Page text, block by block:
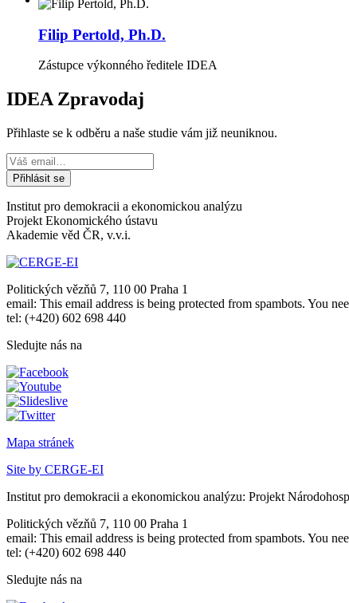
Filip Pertold, Ph.D.
Zástupce výkonného ředitele IDEA
IDEA Zpravodaj
Přihlaste se k odběru a naše studie vám již neuniknou.
Institut pro demokracii a ekonomickou analýzu
Projekt Ekonomického ústavu
Akademie věd ČR, v.v.i.
Politických vězňů 7, 110 00 Praha 1
email: This email address is being protected from spambots. You
tel: (+420) 602 698 440
Sledujte nás na
Mapa stránek
Site by CERGE-EI
Institut pro demokracii a ekonomickou analýzu: Projekt
Politických vězňů 7, 110 00 Praha 1
email: This email address is being protected from spambots. You
tel: (+420) 602 698 440
Sledujte nás na